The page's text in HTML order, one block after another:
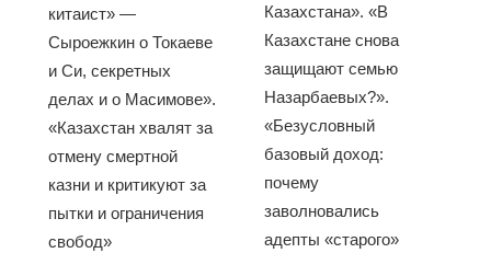
китаист» —
Сыроежкин о Токаеве
и Си, секретных
делах и о Масимове».
«Казахстан хвалят за
отмену смертной
казни и критикуют за
пытки и ограничения
свобод»
Казахстана». «В
Казахстане снова
защищают семью
Назарбаевых?».
«Безусловный
базовый доход:
почему
заволновались
адепты «старого»